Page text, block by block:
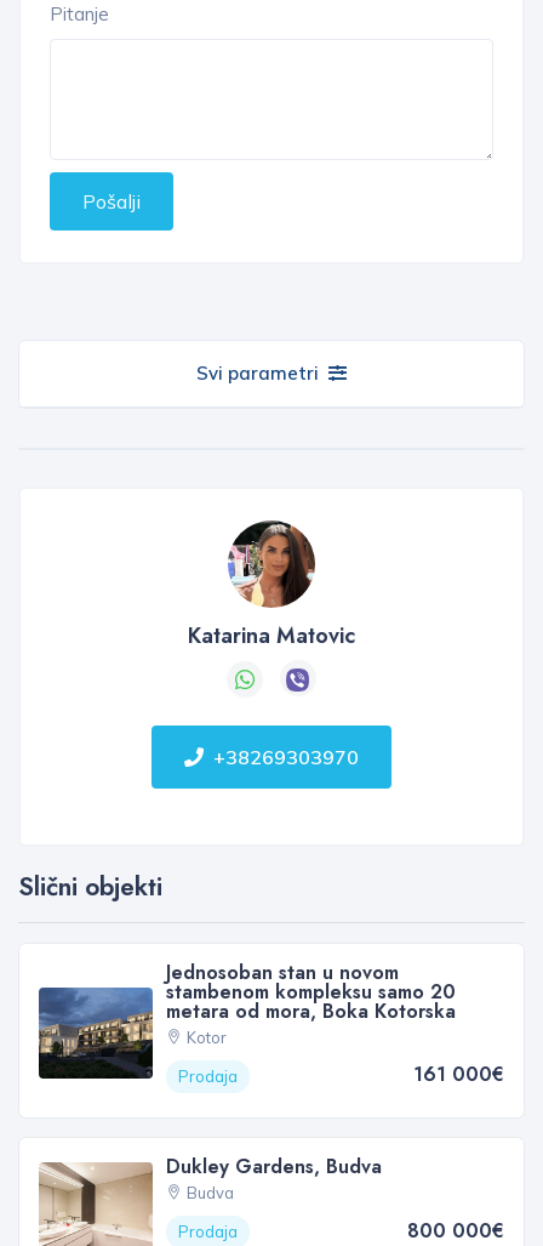
Pitanje
Pošalji
Svi parametri
Katarina Matovic
+38269303970
Slični objekti
Jednosoban stan u novom
stambenom kompleksu samo 20
metara od mora, Boka Kotorska
Kotor
Prodaja
161 000€
Dukley Gardens, Budva
Budva
Prodaja
800 000€